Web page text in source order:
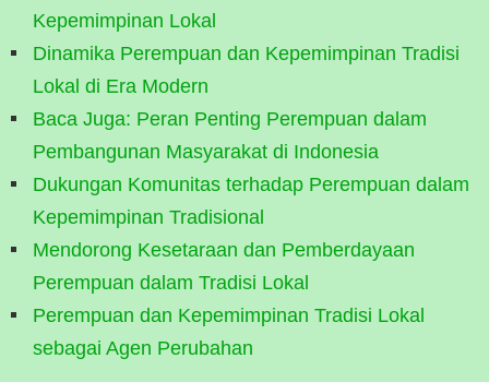
Kepemimpinan Lokal
Dinamika Perempuan dan Kepemimpinan Tradisi
Lokal di Era Modern
Baca Juga: Peran Penting Perempuan dalam
Pembangunan Masyarakat di Indonesia
Dukungan Komunitas terhadap Perempuan dalam
Kepemimpinan Tradisional
Mendorong Kesetaraan dan Pemberdayaan
Perempuan dalam Tradisi Lokal
Perempuan dan Kepemimpinan Tradisi Lokal
sebagai Agen Perubahan